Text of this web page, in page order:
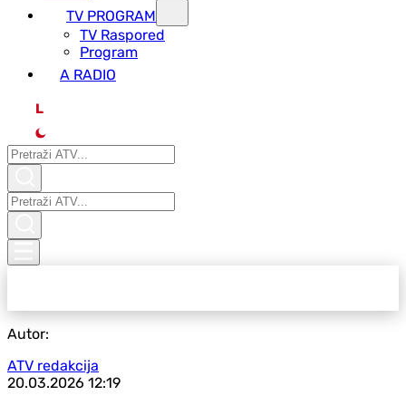
TV PROGRAM
ТV Raspored
Program
A RADIO
L
Autor:
ATV redakcija
20.03.2026 12:19